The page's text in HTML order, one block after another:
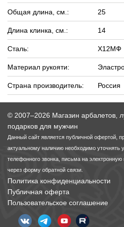
Общая длина, см.: 25
Длина клинка, см.: 14
Сталь: Х12МФ
Материал рукояти:
Страна производитель: Россия
© 2007–2026 Магазин арбалетов,
подарков для мужчин
Данный сайт является публичной офертой,
актуальному наличию необходимо уточнять
телефонного звонка, письма на электронную
через форму обратной связи.
Политика конфиденциальности
Публичная оферта
Пользовательское соглашение